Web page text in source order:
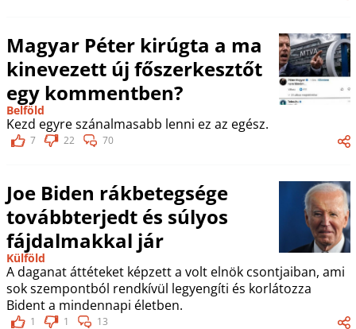
Magyar Péter kirúgta a ma
kinevezett új főszerkesztőt
egy kommentben?
Belföld
Kezd egyre szánalmasabb lenni ez az egész.
7 22 70
Joe Biden rákbetegsége
továbbterjedt és súlyos
fájdalmakkal jár
Külföld
A daganat áttéteket képzett a volt elnök csontjaiban, ami
sok szempontból rendkívül legyengíti és korlátozza
Bident a mindennapi életben.
1 1 13